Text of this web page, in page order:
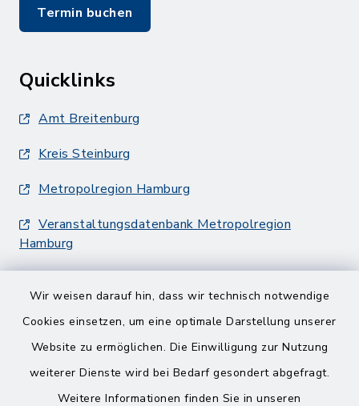
Wir weisen darauf hin, dass wir technisch notwendige
Cookies einsetzen, um eine optimale Darstellung unserer
Website zu ermöglichen. Die Einwilligung zur Nutzung
weiterer Dienste wird bei Bedarf gesondert abgefragt.
Weitere Informationen finden Sie in unseren
Termin buchen
Quicklinks
Amt Breitenburg
Kreis Steinburg
Metropolregion Hamburg
Veranstaltungsdatenbank Metropolregion
Hamburg